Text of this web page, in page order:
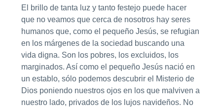
El brillo de tanta luz y tanto festejo puede hacer
que no veamos que cerca de nosotros hay seres
humanos que, como el pequeño Jesús, se refugian
en los márgenes de la sociedad buscando una
vida digna. Son los pobres, los excluidos, los
marginados. Así como el pequeño Jesús nació en
un establo, sólo podemos descubrir el Misterio de
Dios poniendo nuestros ojos en los que malviven a
nuestro lado, privados de los lujos navideños. No